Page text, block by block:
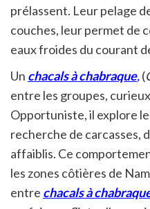
prélassent. Leur pelage
couches, leur permet de
eaux froides du courant
Un chacals à chabraque,(
entre les groupes,
Opportuniste, il explore
recherche de carcasses,
affaiblis. Ce
les zones côtières de
entre chacals à